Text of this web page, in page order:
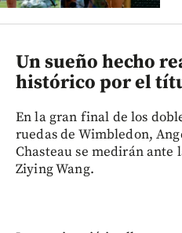
Un sueño hecho
histórico por el
En la gran final de los
ruedas de Wimbledon,
Chasteau se medirán ante
Ziying Wang.